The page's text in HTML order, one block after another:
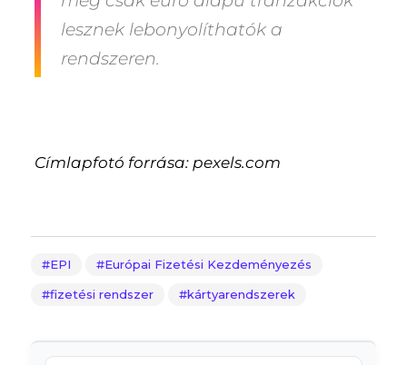
lesznek lebonyolíthatók a
rendszeren.
Címlapfotó forrása: pexels.com
EPI Európai Fizetési Kezdeményezés
fizetési rendszer kártyarendszerek